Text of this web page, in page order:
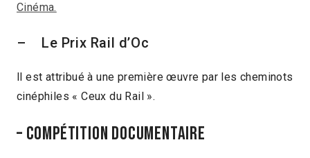
Cinéma.
– Le Prix Rail d’Oc
ll est attribué à une première œuvre par les cheminots
cinéphiles « Ceux du Rail ».
– Compétition documentaire